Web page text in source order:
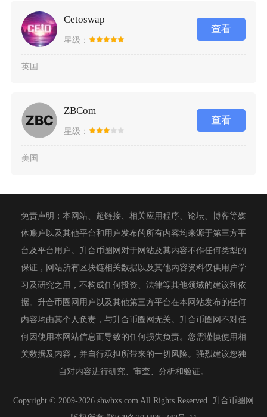
Cetoswap
星级：
查看
英国
ZBCom
星级：
查看
美国
免责声明：本网站、超链接、相关应用程序、论坛、博客等媒
体账户以及其他平台和用户发布的所有内容均来源于第三方平
台及平台用户。升合币圈网对于网站及其内容不作任何类型的
保证，网站所有区块链相关数据以及其他内容资料仅供用户学
习及研究之用，不构成任何投资、法律等其他领域的建议和依
据。升合币圈网用户以及其他第三方平台在本网站发布的任何
内容均由其个人负责，与升合币圈网无关。升合币圈网不对任
何因使用本网站信息而导致的任何损失负责。您需谨慎使用相
关数据及内容，并自行承担所带来的一切风险。强烈建议您独
自对内容进行研究、审查、分析和验证。
Copyright © 2009-2026 shwhxs.com All Rights Reserved. 升合币圈网